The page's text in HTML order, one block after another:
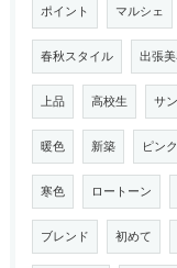
ポイント マルシェ
春秋スタイル 出張
上品 高校生 サ
暖色 新築 ピン
寒色 ロートーン
ブレンド 初めて